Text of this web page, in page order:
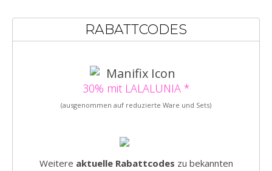
RABATTCODES
30% mit LALALUNIA *
(ausgenommen auf reduzierte Ware und Sets)
Weitere aktuelle Rabattcodes zu bekannten